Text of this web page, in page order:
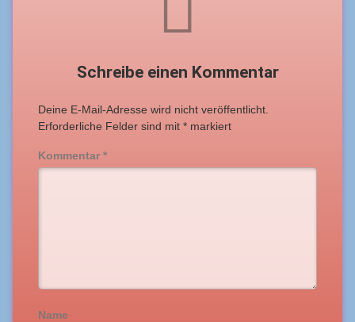
Schreibe einen Kommentar
Deine E-Mail-Adresse wird nicht veröffentlicht.
Erforderliche Felder sind mit * markiert
Kommentar *
Name